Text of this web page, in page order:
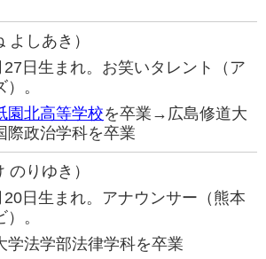
よしあき）
27日生まれ。お笑いタレント（ア
。
園北高等学校を卒業→広島修道大
際政治学科を卒業
のりゆき）
20日生まれ。アナウンサー（熊本
。
学法学部法律学科を卒業